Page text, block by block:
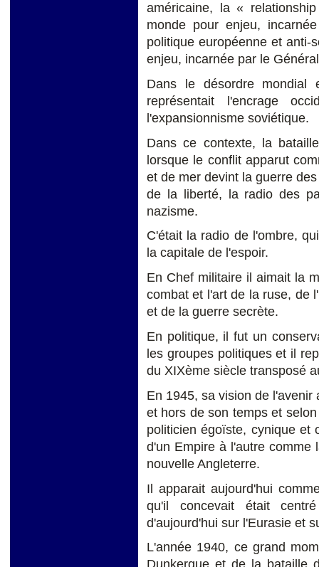
américaine, la «
monde pour enjeu,
politique européenne et anti-
enjeu, incarnée par le
Dans le désordre
représentait l'encrage
l'expansionnisme soviétique.
Dans ce contexte, la
lorsque le conflit apparut
et de mer devint la guerre
de la liberté, la radio des
nazisme.
C'était la radio de l'ombre,
la capitale de l'espoir.
En Chef militaire il aimait la
combat et l'art de la ruse, de
et de la guerre secrète.
En politique, il fut un
les groupes politiques et il
du XIXème siècle transposé
En 1945, sa vision de
et hors de son temps et
politicien égoïste, cynique et
d'un Empire à l'autre comme
nouvelle Angleterre.
Il apparait aujourd'hui
qu'il concevait était
d'aujourd'hui sur l'Eurasie et
L'année 1940, ce grand